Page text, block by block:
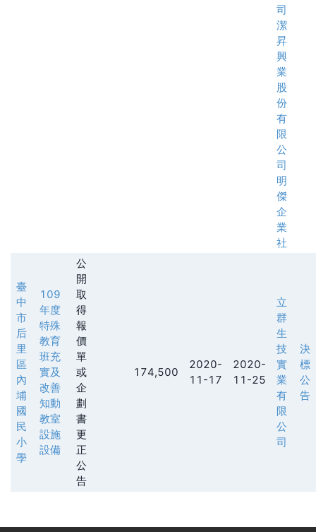
司
潔
昇
興
業
股
份
有
限
公
司
明
傑
企
業
社
臺
中
市
后
里
區
內
埔
國
民
小
學
109
年度
特殊
教育
班充
實及
改善
知動
教室
設施
設備
公
開
取
得
報
價
單
或
企
劃
書
更
正
公
告
174,500
2020-
11-17
2020-
11-25
立
群
生
技
實
業
有
限
公
司
決
標
公
告